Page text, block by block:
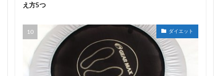
え方5つ
ダイエット